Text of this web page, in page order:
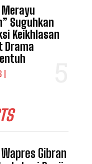
Merayu
Suguhkan
Keikhlasan
Drama
Gibran